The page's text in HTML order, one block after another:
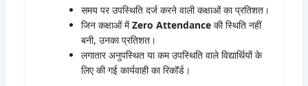
समय पर उपस्थिति दर्ज करने वाली कक्षाओं का प्रतिशत।
जिन कक्षाओं मेंZero Attendance की स्थिति नहीं
बनी, उनका प्रतिशत।
लगातार अनुपस्थित या कम उपस्थिति वाले विद्यार्थियों के
लिए की गई कार्यवाही का रिकॉर्ड।